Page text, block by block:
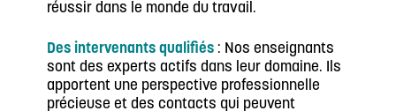
réussir dans le monde du travail.
Des intervenants qualifiés : Nos enseignants
sont des experts actifs dans leur domaine. Ils
apportent une perspective professionnelle
précieuse et des contacts qui peuvent